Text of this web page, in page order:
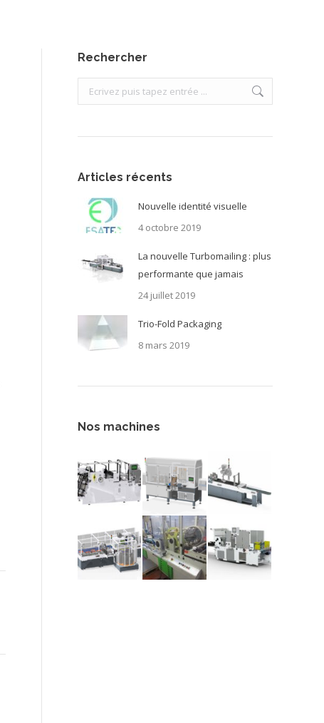
Rechercher
Search:
Articles récents
Nouvelle identité visuelle
4 octobre 2019
La nouvelle Turbomailing : plus
performante que jamais
24 juillet 2019
Trio-Fold Packaging
8 mars 2019
Nos machines